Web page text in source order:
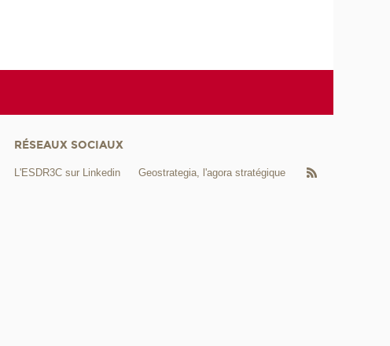
RÉSEAUX SOCIAUX
L'ESDR3C sur Linkedin Geostrategia, l'agora stratégique